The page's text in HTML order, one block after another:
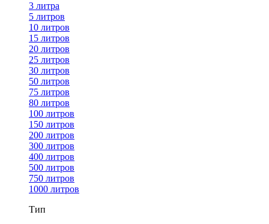
3 литра
5 литров
10 литров
15 литров
20 литров
25 литров
30 литров
50 литров
75 литров
80 литров
100 литров
150 литров
200 литров
300 литров
400 литров
500 литров
750 литров
1000 литров
Тип